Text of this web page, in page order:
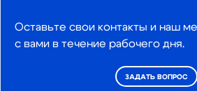
Оставьте свои контакты и наш
с вами в течение рабочего дня.
ЗАДАТЬ ВОПРОС